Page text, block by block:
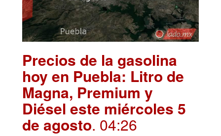
Precios de la gasolina
hoy en Puebla: Litro de
Magna, Premium y
Diésel este miércoles 5
de agosto. 04:26